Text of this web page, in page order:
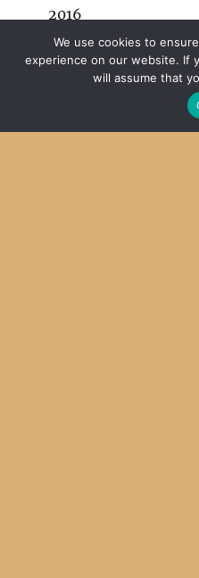
2016
SDCC + MPLab X そ
We use cookies to
experience on our website. If
will assume that